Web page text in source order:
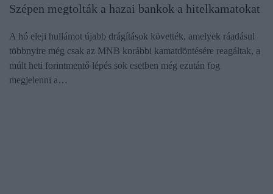
Szépen megtolták a hazai bankok a hitelkamatokat
A hó eleji hullámot újabb drágítások követték, amelyek ráadásul
többnyire még csak az MNB korábbi kamatdöntésére reagáltak, a
múlt heti forintmentő lépés sok esetben még ezután fog
megjelenni a…